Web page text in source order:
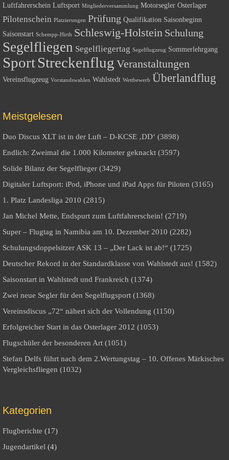
Luftfahrerschein Luftsport Mitgliederversammlung Motorsegler Osterlager
Pilotenschein Platzierungen Prüfung Qualifikation Saisonbeginn
Saisonstart Schempp-Hirth Schleswig-Holstein Schulung
Segelfliegen Segelfliegertag Segelflugzeug Sommerlehrgang
SportStreckenflug Veranstaltungen
Vereinsflugzeug Vorstandswahlen Wahlstedt Wettbewerb Überlandflug
Meistgelesen
Duo Discus XLT ist in der Luft – D-KCSE ‚DD‘ (3898)
Endlich: Zweimal die 1.000 Kilometer geknackt (3597)
Solide Bilanz der Segelflieger (3429)
Digitaler Luftsport: iPod, iPhone und iPad Apps für Piloten (3165)
1. Platz Landesliga 2010 (2815)
Jan Michel Mette, Endspurt zum Luftfahrerschein! (2719)
Super – Flugtag in Namibia am 10. Dezember 2010 (2282)
Schulungsdoppelsitzer ASK 13 – „Der Lack ist ab!“ (1725)
Deutscher Rekord in der Standardklasse von Wahlstedt aus! (1582)
Saisonstart in Wahlstedt und Frankreich (1374)
Zwei neue Segler für den Segelflugsport (1368)
Vereinsdiscus „72“ nähert sich der Vollendung (1150)
Erfolgreicher Start in das Osterlager 2012 (1053)
Flugschüler der besonderen Art (1051)
Stefan Delfs führt nach dem 2.Wertungstag – 10. Offenes Märkisches
Vergleichsfliegen (1032)
Kategorien
Flugberichte (17)
Jugendartikel (4)